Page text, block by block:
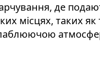
де
місцях, таких як